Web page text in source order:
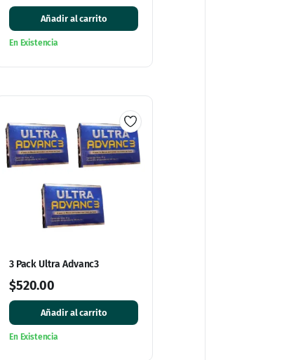
Añadir al carrito
En Existencia
3 Pack Ultra Advanc3
$520.00
Añadir al carrito
En Existencia